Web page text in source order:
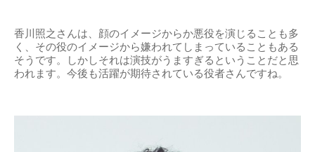
香川照之さんは、顔のイメージからか悪役を演じることも多
く、その役のイメージから嫌われてしまっていることもある
そうです。しかしそれは演技がうますぎるということだと思
われます。今後も活躍が期待されている役者さんですね。